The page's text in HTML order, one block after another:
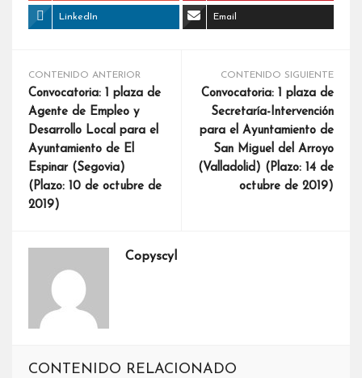
LinkedIn Email
CONTENIDO ANTERIOR
Convocatoria: 1 plaza de
Agente de Empleo y
Desarrollo Local para el
Ayuntamiento de El
Espinar (Segovia)
(Plazo: 10 de octubre de
2019)
CONTENIDO SIGUIENTE
Convocatoria: 1 plaza de
Secretaría-Intervención
para el Ayuntamiento de
San Miguel del Arroyo
(Valladolid) (Plazo: 14 de
octubre de 2019)
Copyscyl
CONTENIDO RELACIONADO